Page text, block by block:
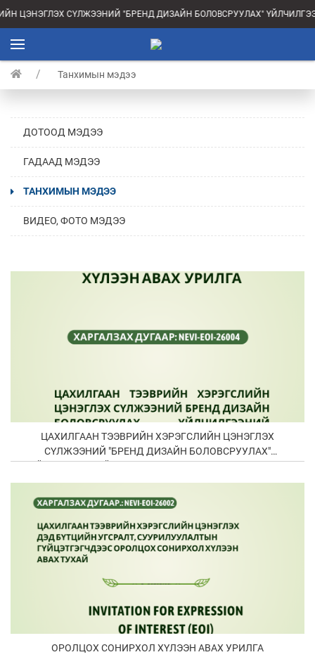
СҮЛЖЭЭНИЙ "БРЕНД ДИЗАЙН БОЛОВСРУУЛАХ"
Танхимын мэдээ
ДОТООД МЭДЭЭ
ГАДААД МЭДЭЭ
ТАНХИМЫН МЭДЭЭ
ВИДЕО, ФОТО МЭДЭЭ
ЦАХИЛГААН ТЭЭВРИЙН ХЭРЭГСЛИЙН ЦЭНЭГЛЭХ
СҮЛЖЭЭНИЙ "БРЕНД ДИЗАЙН БОЛОВСРУУЛАХ"
ОРОЛЦОХ СОНИРХОЛ ХҮЛЭЭН АВАХ УРИЛГА